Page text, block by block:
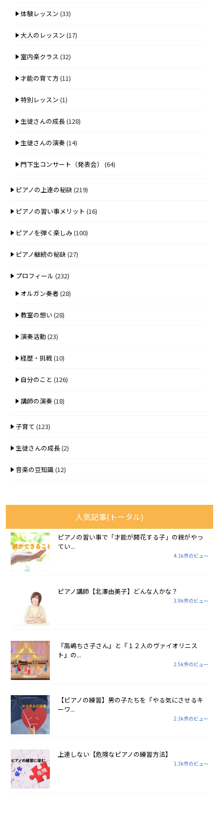
体験レッスン (33)
大人のレッスン (17)
室内楽クラス (32)
才能の育て方 (11)
特別レッスン (1)
生徒さんの成長(128)
生徒さんの演奏(14)
門下生コンサート（発表会） (64)
ピアノの上達の秘訣 (219)
ピアノの習い事メリット (16)
ピアノを弾く楽しみ(100)
ピアノ継続の秘訣 (27)
プロフィール (232)
オルガン奏者 (28)
教室の想い (28)
演奏活動(23)
経歴・挑戦(10)
自分のこと (126)
講師の演奏(18)
子育て (123)
生徒さんの成長(2)
音楽の豆知識(12)
人気記事(トータル)
ピアノの習い事で「才能が開花する子」の親がやっ
てい...
4.1k件のビュー
ピアノ講師【北澤由美子】どんな人かな？
3.9k件のビュー
『高嶋ちさ子さん』と『１２人のヴァイオリニス
ト』の...
2.5k件のビュー
【ピアノの練習】男の子たちを『やる気にさせるキ
ーワ...
2.3k件のビュー
上達しない【危険なピアノの練習方法】
1.3k件のビュー